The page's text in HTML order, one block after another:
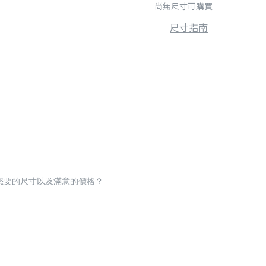
尚無尺寸可購買
尺寸指南
要的尺寸以及滿意的價格？